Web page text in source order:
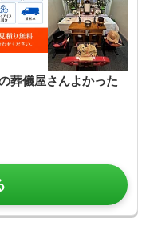
葬儀屋さんよかった